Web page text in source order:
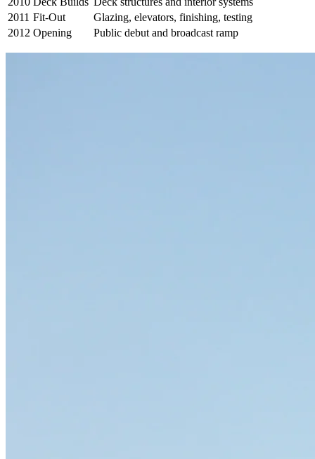
2011 Fit-Out
Glazing, elevators, finishing, testing
2012 Opening Public debut and broadcast ramp